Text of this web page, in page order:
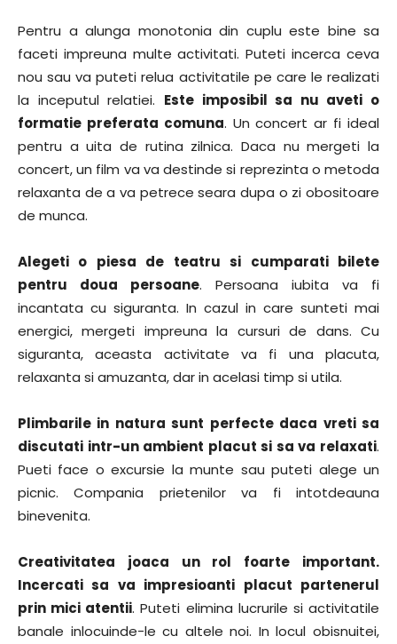
Pentru a alunga monotonia din cuplu este bine sa
faceti impreuna multe activitati. Puteti incerca ceva
nou sau va puteti relua activitatile pe care le realizati
la inceputul relatiei. Este imposibil sa nu aveti o
formatie preferata comuna. Un concert ar fi ideal
pentru a uita de rutina zilnica. Daca nu mergeti la
concert, un film va va destinde si reprezinta o metoda
relaxanta de a va petrece seara dupa o zi obositoare
de munca.
Alegeti o piesa de teatru si cumparati bilete
pentru doua persoane. Persoana iubita va fi
incantata cu siguranta. In cazul in care sunteti mai
energici, mergeti impreuna la cursuri de dans. Cu
siguranta, aceasta activitate va fi una placuta,
relaxanta si amuzanta, dar in acelasi timp si utila.
Plimbarile in natura sunt perfecte daca vreti sa
discutati intr-un ambient placut si sa va relaxati.
Pueti face o excursie la munte sau puteti alege un
picnic. Compania prietenilor va fi intotdeauna
binevenita.
Creativitatea joaca un rol foarte important.
Incercati sa va impresioanti placut partenerul
prin mici atentii. Puteti elimina lucrurile si activitatile
banale inlocuinde-le cu altele noi. In locul obisnuitei,